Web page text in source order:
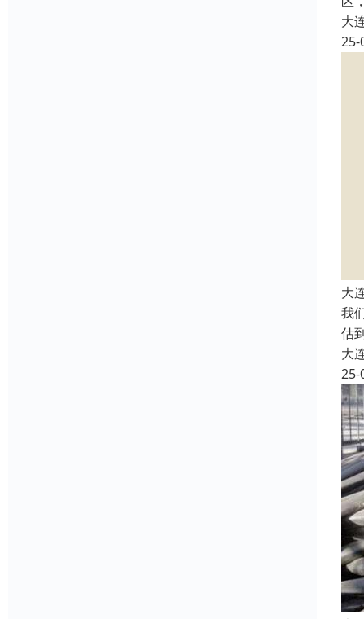
大
25-
大
我
估
大
25-